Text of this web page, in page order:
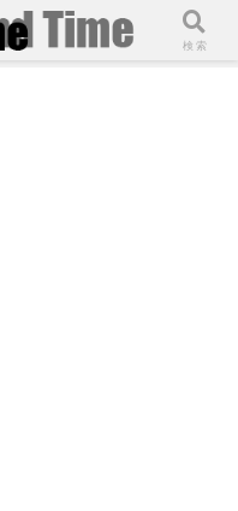
検索